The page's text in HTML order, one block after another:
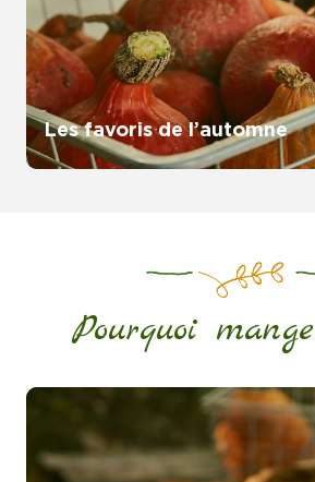
Les favoris de l’automne
Pourquoi